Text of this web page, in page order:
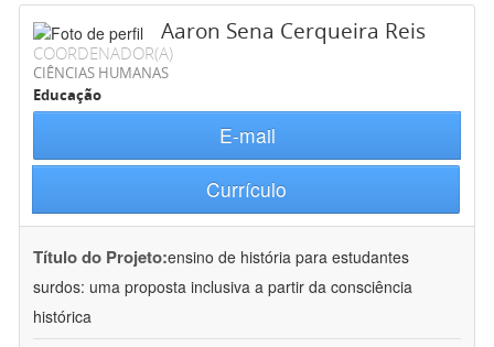
Aaron Sena Cerqueira Reis
COORDENADOR(A)
CIÊNCIAS HUMANAS
Educação
E-mail
Currículo
Título do Projeto:ensino de história para estudantes
surdos: uma proposta inclusiva a partir da consciência
histórica